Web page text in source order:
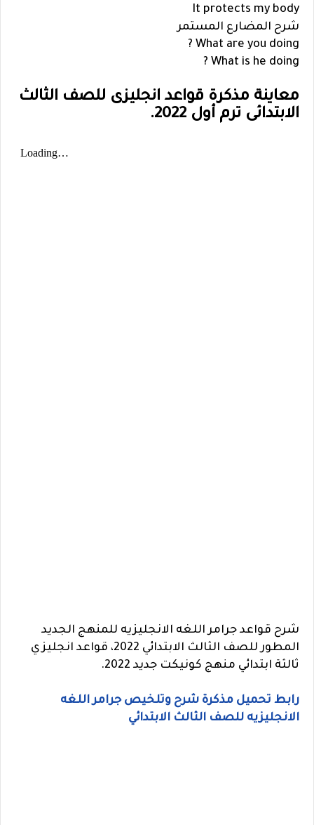
It protects my body
شرح المضارع المستمر
What are you doing ?
What is he doing ?
معاينة مذكرة قواعد انجليزى للصف الثالث
الابتدائى ترم أول 2022.
شرح قواعد جرامر اللغه الانجليزيه للمنهج الجديد
المطور للصف الثالث الابتدائي 2022، قواعد انجليزي
ثالثة ابتدائي منهج كونيكت جديد 2022.
رابط تحميل مذكرة شرح وتلخيص جرامر اللغه
الانجليزيه للصف الثالث الابتدائي